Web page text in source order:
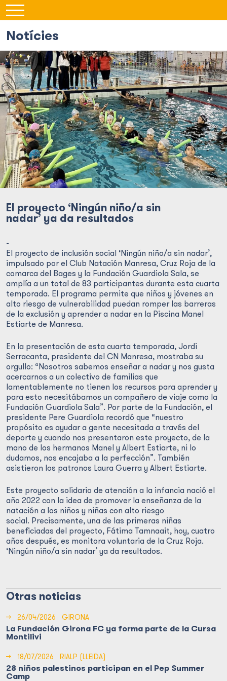
Notícies
El proyecto ‘Ningún niño/a sin
nadar’ ya da resultados
-
El proyecto de inclusión social ‘Ningún niño/a sin nadar’,
impulsado por el Club Natación Manresa, Cruz Roja de la
comarca del Bages y la Fundación Guardiola Sala, se
amplía a un total de 83 participantes durante esta cuarta
temporada. El programa permite que niños y jóvenes en
alto riesgo de vulnerabilidad puedan romper las barreras
de la exclusión y aprender a nadar en la Piscina Manel
Estiarte de Manresa.
En la presentación de esta cuarta temporada, Jordi
Serracanta, presidente del CN Manresa, mostraba su
orgullo: “Nosotros sabemos enseñar a nadar y nos gusta
acercarnos a un colectivo de familias que
lamentablemente no tienen los recursos para aprender y
para esto necesitábamos un compañero de viaje como la
Fundación Guardiola Sala”. Por parte de la Fundación, el
presidente Pere Guardiola recordó que “nuestro
propósito es ayudar a gente necesitada a través del
deporte y cuando nos presentaron este proyecto, de la
mano de los hermanos Manel y Albert Estiarte, ni lo
dudamos, nos encajaba a la perfección”. También
asistieron los patronos Laura Guerra y Albert Estiarte.
Este proyecto solidario de atención a la infancia nació el
año 2022 con la idea de promover la enseñanza de la
natación a los niños y niñas con alto riesgo
social. Precisamente, una de las primeras niñas
beneficiadas del proyecto, Fátima Tamnaait, hoy, cuatro
años después, es monitora voluntaria de la Cruz Roja.
‘Ningún niño/a sin nadar’ ya da resultados.
Otras noticias
→ 26/04/2026 GIRONA
La Fundación Girona FC ya forma parte de la Cursa
Montilivi
→ 18/07/2026 RIALP (LLEIDA)
28 niños palestinos participan en el Pep Summer
Camp